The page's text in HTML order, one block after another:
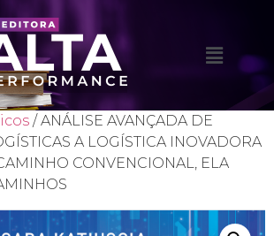
/ ANÁLISE AVANÇADA DE
A LOGÍSTICA INOVADORA
CONVENCIONAL, ELA